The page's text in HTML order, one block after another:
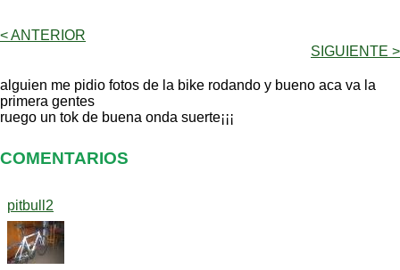
< ANTERIOR
SIGUIENTE >
alguien me pidio fotos de la bike rodando y bueno aca va la
primera gentes
ruego un tok de buena onda suerte¡¡¡
COMENTARIOS
pitbull2